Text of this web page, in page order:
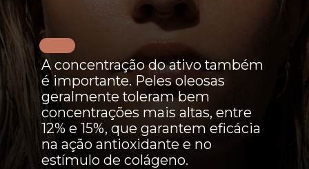
A concentração do ativo também
é importante. Peles oleosas
geralmente toleram bem
concentrações mais altas, entre
12% e 15%, que garantem eficácia
na ação antioxidante e no
estímulo de colágeno.